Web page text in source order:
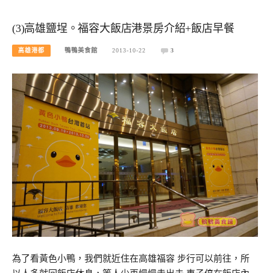
(3)高雄鹽埕。福容大飯店港景房介紹+飯店早餐
高雄港都 鴨鴨美食館 2013-10-22 3
為了看黃色小鴨，我們就近住在高雄福容 步行可以前往，所